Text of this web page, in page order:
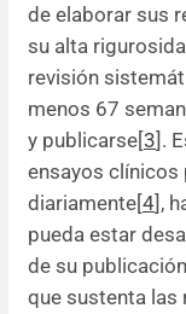
de elaborar sus
su alta
revisión
menos 67
y publicarse[3].
ensayos
diariamente[4],
pueda estar
de su
que sustenta las